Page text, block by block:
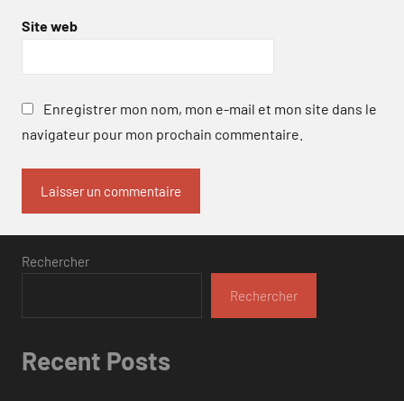
Site web
Enregistrer mon nom, mon e-mail et mon site dans le
navigateur pour mon prochain commentaire.
Rechercher
Rechercher
Recent Posts